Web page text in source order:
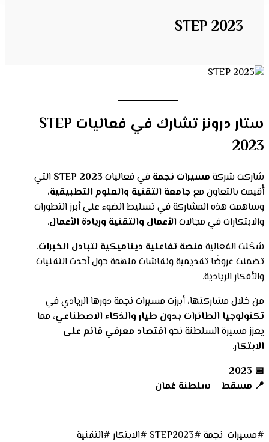
STEP 2023
ستار درونز تشارك في فعاليات STEP
2023
شاركت شركة مسيرات نجمة في فعالياتSTEP 2023 التي
أُقيمت بالتعاون مع جامعة التقنية والعلوم التطبيقية،
وساهمت هذه المشاركة في تسليط الضوء على أبرز التطورات
والابتكارات في مجالات الأعمال والتقنية وريادة الأعمال.
شكّلت الفعالية منصة تفاعلية ديناميكية لتبادل الخبرات،
تضمنت عروضًا تقديمية ونقاشات ملهمة حول أحدث التقنيات
والأفكار الريادية.
من خلال مشاركتها، أبرزت مسيرات نجمة دورها الريادي في
تكنولوجيا الطائرات بدون طيار والذكاء الاصطناعي، مما
يعزز مسيرة السلطنة نحو اقتصاد معرفي قائم على
الابتكار.
📅 2023
📍 مسقط – سلطنة عُمان
#مسيرات_نجمة #STEP2023 #الابتكار #التقنية